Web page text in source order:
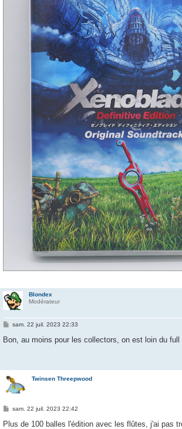
Blondex
Modérateur
M
s
sam. 22 juil. 2023 22:33
Bon, au moins pour les collectors, on est loin du full
Twinsen Threepwood
M
s
sam. 22 juil. 2023 22:42
Plus de 100 balles l'édition avec les flûtes, j'ai pas